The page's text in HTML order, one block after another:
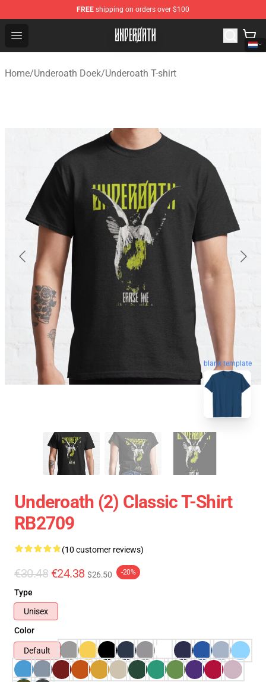
FREE shipping on orders over $100
Open menu
Underoath Store - Official Underoath Merchandise Shop
Home/Underoath Doek/Underoath T-shirt
blank template
Underoath (2) Classic T-Shirt
RB2709
(10 customer reviews)
€30.48 €24.38 $26.50 -20%
Type
Unisex
Color
Default